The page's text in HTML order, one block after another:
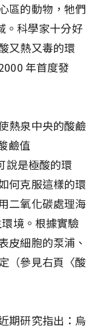
區的動物，牠們
。科學家十分好
又熱又毒的環
年首度發
熱泉中央的酸鹼
鹼值
說是極酸的環
何克服這樣的環
二氧化碳處理海
境。根據實驗
皮細胞的泵浦、
（參見右頁〈酸
期研究指出：烏